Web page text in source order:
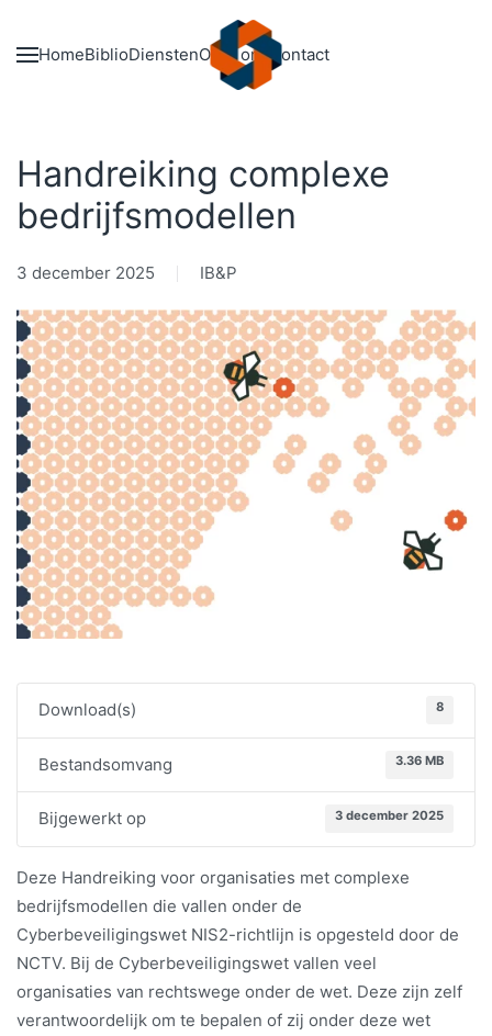
Skip to main content
HomeBiblioDienstenOver onsContact
Handreiking complexe
bedrijfsmodellen
3 december 2025 IB&P
Download(s) 8
Bestandsomvang 3.36 MB
Bijgewerkt op 3 december 2025
Deze Handreiking voor organisaties met complexe
bedrijfsmodellen die vallen onder de
Cyberbeveiligingswet NIS2-richtlijn is opgesteld door de
NCTV. Bij de Cyberbeveiligingswet vallen veel
organisaties van rechtswege onder de wet. Deze zijn zelf
verantwoordelijk om te bepalen of zij onder deze wet